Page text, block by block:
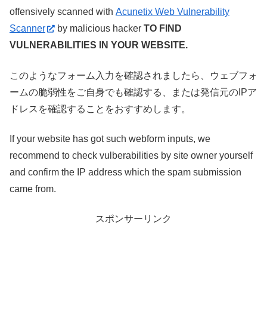
offensively scanned with Acunetix Web Vulnerability
Scanner
by malicious hacker TO FIND
VULNERABILITIES IN YOUR WEBSITE.
このようなフォーム入力を確認されましたら、ウェブフォ
ームの脆弱性をご自身でも確認する、または発信元のIPア
ドレスを確認することをおすすめします。
If your website has got such webform inputs, we
recommend to check vulberabilities by site owner yourself
and confirm the IP address which the spam submission
came from.
スポンサーリンク